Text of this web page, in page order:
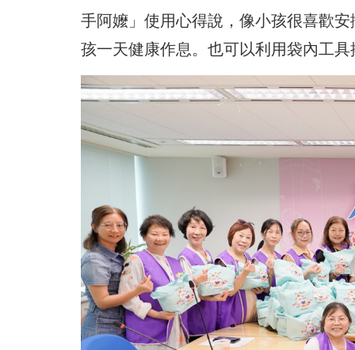
手阿嬤」使用心得說，像小孩很喜歡
孩一天健康作息。也可以利用袋內工